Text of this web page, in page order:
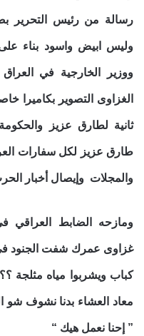
رسالة من رئيس التحرير
وليس ابيض واسود بناء
ووزير الخارجية في
الغزاوى التصوير بكاميرا
ثانية لطارق عزيز
طارق عزيز لكل سفارات
والمجلات وإيصال أخبار
ومازحه الضابط العراقي في
غزاوى عمرك شفت الجنود في
كباب ويشربوا مياه مثلجة
معاد العشاء بدنا نشوف شو
” إحنا نعمل هيك “